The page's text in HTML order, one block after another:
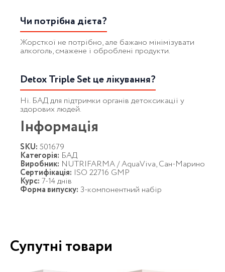
Чи потрібна дієта?
Жорсткої не потрібно, але бажано мінімізувати
алкоголь, смажене і оброблені продукти.
Detox Triple Set це лікування?
Ні. БАД для підтримки органів детоксикації у
здорових людей.
Інформація
SKU: 501679
Категорія: БАД
Виробник: NUTRIFARMA / AquaViva, Сан-Марино
Сертифікація: ISO 22716 GMP
Курс: 7-14 днів
Форма випуску: 3-компонентний набір
Супутні товари